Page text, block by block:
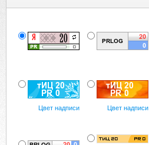
Цвет надписи Цвет надписи